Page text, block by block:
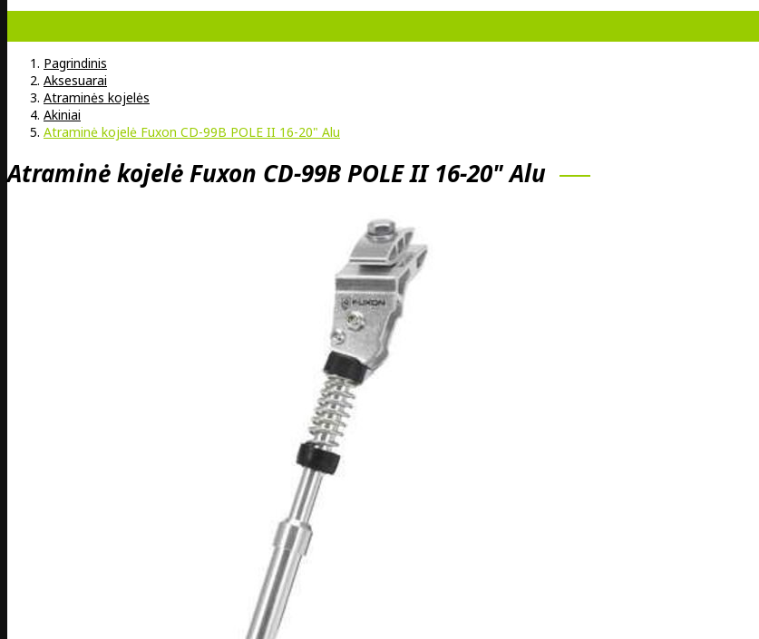
Pagrindinis
Aksesuarai
Atraminės kojelės
Akiniai
Atraminė kojelė Fuxon CD-99B POLE II 16-20" Alu
Atraminė kojelė Fuxon CD-99B POLE II 16-20" Alu